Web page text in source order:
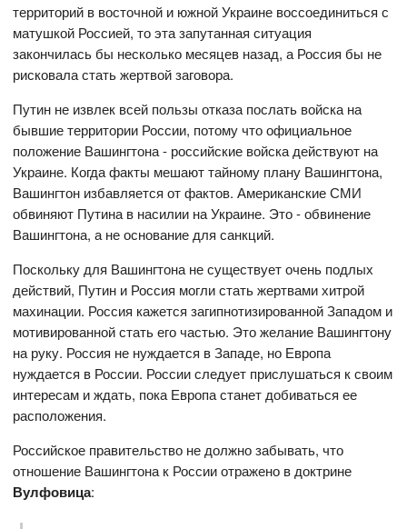
территорий в восточной и южной Украине воссоединиться с
матушкой Россией, то эта запутанная ситуация
закончилась бы несколько месяцев назад, а Россия бы не
рисковала стать жертвой заговора.
Путин не извлек всей пользы отказа послать войска на
бывшие территории России, потому что официальное
положение Вашингтона - российские войска действуют на
Украине. Когда факты мешают тайному плану Вашингтона,
Вашингтон избавляется от фактов. Американские СМИ
обвиняют Путина в насилии на Украине. Это - обвинение
Вашингтона, а не основание для санкций.
Поскольку для Вашингтона не существует очень подлых
действий, Путин и Россия могли стать жертвами хитрой
махинации. Россия кажется загипнотизированной Западом и
мотивированной стать его частью. Это желание Вашингтону
на руку. Россия не нуждается в Западе, но Европа
нуждается в России. России следует прислушаться к своим
интересам и ждать, пока Европа станет добиваться ее
расположения.
Российское правительство не должно забывать, что
отношение Вашингтона к России отражено в доктрине
Вулфовица: